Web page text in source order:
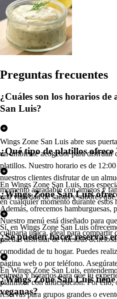
Preguntas frecuentes
¿Cuáles son los horarios de
San Luis?
Wings Zone San Luis abre sus
un ambiente acogedor para disfrutar
platillos. Nuestro horario es de
nuestros clientes disfrutar de un
momento agradable con amigos y
en cualquier momento durante estos
¿Qué tipo de platillos
En Wings Zone San Luis, nos
una variedad de salsas y sabores
Además, ofrecemos hamburguesas,
Nuestro menú está diseñado para
culinaria única, ideal para compartir
¿Wings Zone San Luis
Sí, en Wings Zone San Luis
puedas disfrutar de nuestras
comodidad de tu hogar. Puedes
página web o por teléfono.
entrega y horarios para que tu
¿Se pueden hacer reservas
En Wings Zone San Luis,
planificar con anticipación. Por ello,
reservas para grupos grandes o
¿Wings Zone San Luis
veganas?